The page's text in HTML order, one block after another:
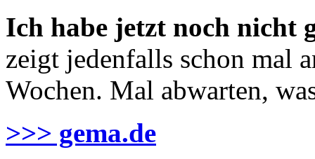
Ich habe jetzt noch nicht
zeigt jedenfalls schon mal
Wochen. Mal abwarten,
>>> gema.de